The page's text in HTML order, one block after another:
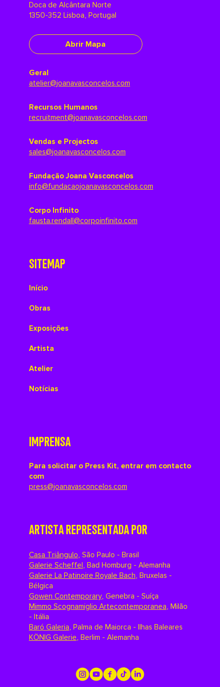
Doca de Alcântara Norte
1350-352 Lisboa, Portugal
Abrir Mapa
Geral
atelier@joanavasconcelos.com
Recursos Humanos
recruitment@joanavasconcelos.com
Vendas e Projectos
sales@joanavasconcelos.com
Fundação Joana Vasconcelos
info@fundacaojoanavasconcelos.com
Corpo Infinito
fausta.rendall@corpoinfinito.com
SITEMAP
Início
Obras
Exposições
Artista
Atelier
Notícias
IMPRENSA
Para solicitar o Press Kit, entrar em contacto
com
press@joanavasconcelos.com
ARTISTA REPRESENTADA POR
Casa Triângulo, São Paulo - Brasil
Galerie Scheffel, Bad Homburg - Alemanha
Galerie La Patinoire Royale Bach, Bruxelas -
Bélgica
Gowen Contemporary, Genebra - Suíça
Mimmo Scognamiglio Artecontemporanea, Milão
- Itália
Baró Galeria, Palma de Maiorca - Ilhas Baleares
KÖNIG Galerie, Berlim - Alemanha